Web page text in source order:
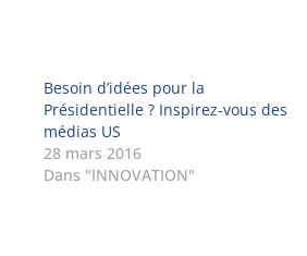
Besoin d’idées pour la
Présidentielle ? Inspirez-vous des
médias US
28 mars 2016
Dans "INNOVATION"